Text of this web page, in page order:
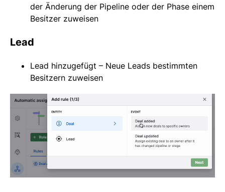
der Änderung der Pipeline oder der Phase einem
Besitzer zuweisen
Lead
Lead hinzugefügt – Neue Leads bestimmten
Besitzern zuweisen